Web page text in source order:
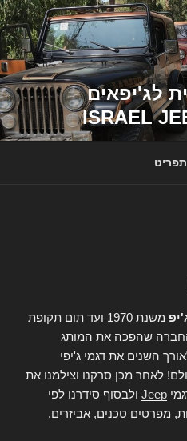
לג'יפאים
תפריט
משנת 1970 ועד תום תקופת
שהפכה את המותג
השנים את דגמי ג'יפי
לאחר מכן סרקנו וצילמנו את
Jeep ולבסוף סידרנו לפי
מפרטים טכנים, אביזרים,